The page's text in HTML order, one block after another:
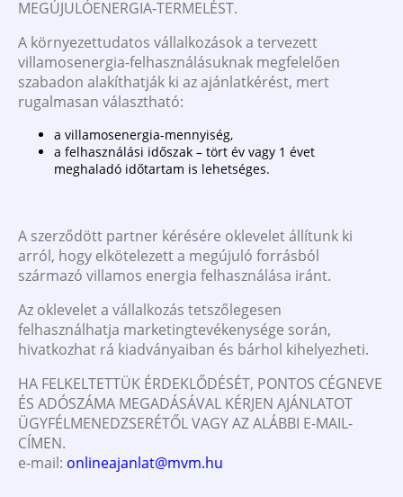
MEGÚJULÓENERGIA-TERMELÉST.
A környezettudatos vállalkozások a tervezett
villamosenergia-felhasználásuknak megfelelően
szabadon alakíthatják ki az ajánlatkérést, mert
rugalmasan választható:
a villamosenergia-mennyiség,
a felhasználási időszak – tört év vagy 1 évet
meghaladó időtartam is lehetséges.
A szerződött partner kérésére oklevelet állítunk ki
arról, hogy elkötelezett a megújuló forrásból
származó villamos energia felhasználása iránt.
Az oklevelet a vállalkozás tetszőlegesen
felhasználhatja marketingtevékenysége során,
hivatkozhat rá kiadványaiban és bárhol kihelyezheti.
HA FELKELTETTÜK ÉRDEKLŐDÉSÉT, PONTOS CÉGNEVE
ÉS ADÓSZÁMA MEGADÁSÁVAL KÉRJEN AJÁNLATOT
ÜGYFÉLMENEDZSERÉTŐL VAGY AZ ALÁBBI E-MAIL-
CÍMEN.
e-mail: onlineajanlat@mvm.hu